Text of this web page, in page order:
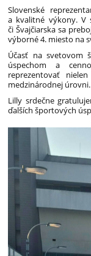
Slovenské
a kvalitné výkony. V
či Švajčiarska sa
výborné 4. miesto na
Účasť na svetovom
úspechom a
reprezentovať
medzinárodnej úrovni.
Lilly srdečne
ďalších športových